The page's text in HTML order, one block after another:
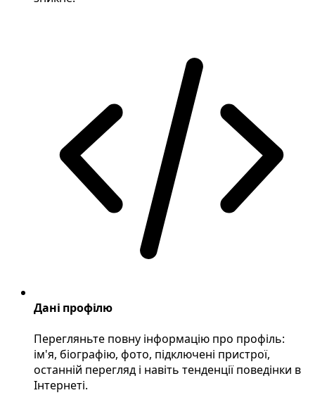
Дані профілю
Перегляньте повну інформацію про профіль:
ім'я, біографію, фото, підключені пристрої,
останній перегляд і навіть тенденції поведінки в
Інтернеті.